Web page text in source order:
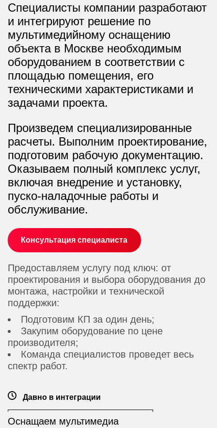
Специалисты компании разработают
и интегрируют решение по
мультимедийному оснащению
объекта в Москве необходимым
оборудованием в соответствии с
площадью помещения, его
техническими характеристиками и
задачами проекта.
Произведем специализированные
расчеты. Выполним проектирование,
подготовим рабочую документацию.
Оказываем полный комплекс услуг,
включая внедрение и установку,
пуско-наладочные работы и
обслуживание.
Консультация специалиста
Предоставляем услугу под ключ: от
проектирования и выбора оборудования до
монтажа, настройки и технической
поддержки:
Подготовим КП за один день;
Закупим оборудование по цене
производителя;
Команда специалистов проведет весь
спектр работ.
Давно в интеграции
Оснащаем мультимедиа